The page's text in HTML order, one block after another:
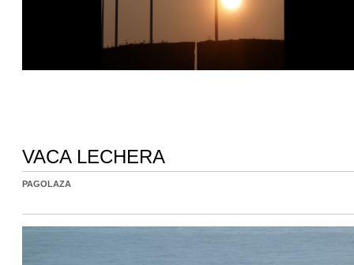
VACA LECHERA
PAGOLAZA